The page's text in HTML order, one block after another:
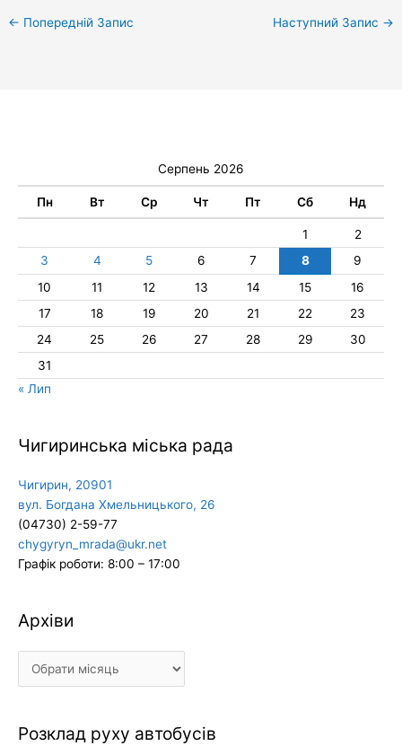
← Попередній Запис Наступний Запис →
Серпень 2026
Пн Вт Ср Чт Пт Сб Нд
1
2
3
4 5 6 7 8
9
10
11 12 13 14 15
16
17
18 19 20 21 22
23
24
25 26 27 28 29
30
31
« Лип
Чигиринська міська рада
Чигирин, 20901
вул. Богдана Хмельницького, 26
(04730) 2-59-77
chygyryn_mrada@ukr.net
Графік роботи: 8:00 – 17:00
Архіви
Архіви
Розклад руху автобусів